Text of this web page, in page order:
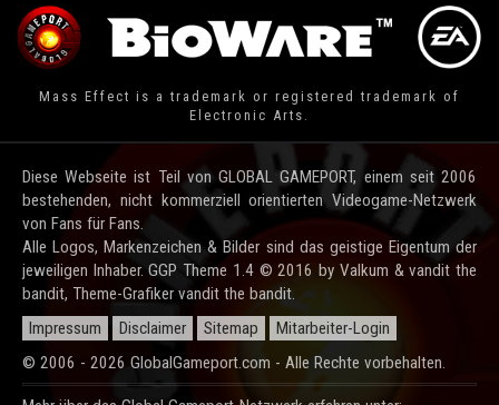
Mass Effect is a trademark or registered trademark of
Electronic Arts.
Diese Webseite ist Teil von GLOBAL GAMEPORT, einem seit 2006
bestehenden, nicht kommerziell orientierten Videogame-Netzwerk
von Fans für Fans.
Alle Logos, Markenzeichen & Bilder sind das geistige Eigentum der
jeweiligen Inhaber. GGP Theme 1.4 © 2016 by Valkum & vandit the
bandit, Theme-Grafiker vandit the bandit.
Impressum
Disclaimer Sitemap
Mitarbeiter-Login
© 2006 - 2026 GlobalGameport.com - Alle Rechte vorbehalten.